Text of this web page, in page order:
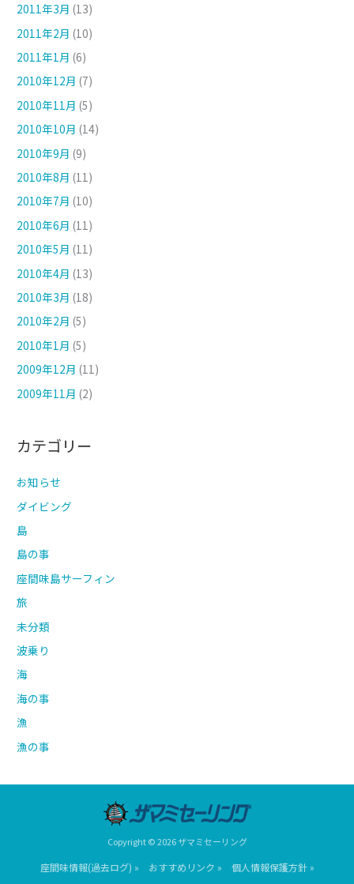
2011年3月 (13)
2011年2月 (10)
2011年1月 (6)
2010年12月 (7)
2010年11月 (5)
2010年10月 (14)
2010年9月 (9)
2010年8月 (11)
2010年7月 (10)
2010年6月 (11)
2010年5月 (11)
2010年4月 (13)
2010年3月 (18)
2010年2月 (5)
2010年1月 (5)
2009年12月 (11)
2009年11月 (2)
カテゴリー
お知らせ
ダイビング
島
島の事
座間味島サーフィン
旅
未分類
波乗り
海
海の事
漁
漁の事
Copyright © 2026 ザマミセーリング
座間味情報(過去ログ) » おすすめリンク » 個人情報保護方針 »